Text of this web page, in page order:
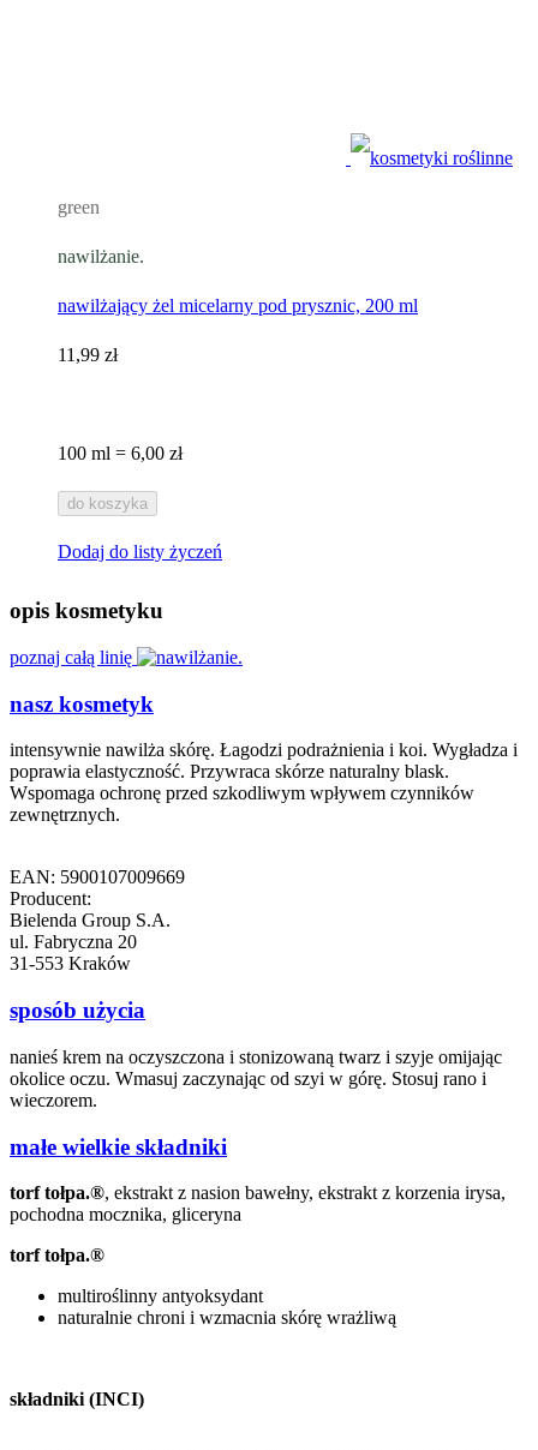
green
nawilżanie.
nawilżający żel micelarny pod prysznic, 200 ml
11,99 zł
100 ml = 6,00 zł
do koszyka
Dodaj do listy życzeń
opis kosmetyku
poznaj całą linię
nasz kosmetyk
intensywnie nawilża skórę. Łagodzi podrażnienia i koi. Wygładza i
poprawia elastyczność. Przywraca skórze naturalny blask.
Wspomaga ochronę przed szkodliwym wpływem czynników
zewnętrznych.
EAN: 5900107009669
Producent:
Bielenda Group S.A.
ul. Fabryczna 20
31-553 Kraków
sposób użycia
nanieś krem na oczyszczona i stonizowaną twarz i szyje omijając
okolice oczu. Wmasuj zaczynając od szyi w górę. Stosuj rano i
wieczorem.
małe wielkie składniki
torf tołpa.®, ekstrakt z nasion bawełny, ekstrakt z korzenia irysa,
pochodna mocznika, gliceryna
torf tołpa.®
multiroślinny antyoksydant
naturalnie chroni i wzmacnia skórę wrażliwą
składniki (INCI)